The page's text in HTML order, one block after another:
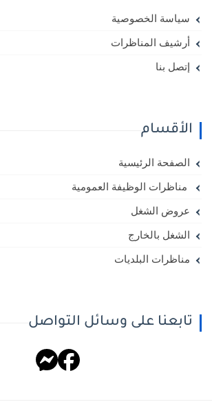
سياسة الخصوصية
أرشيف المناظرات
إتصل بنا
الأقسام
الصفحة الرئيسية
مناظرات الوظيفة العمومية
عروض الشغل
الشغل بالخارج
مناظرات البلديات
تابعنا على وسائل التواصل